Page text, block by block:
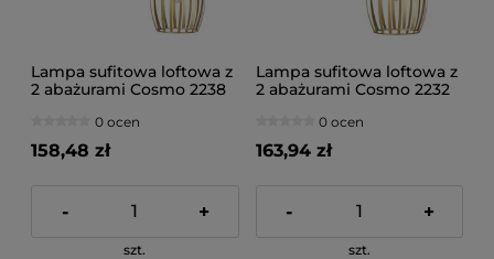
Lampa sufitowa loftowa z
2 abażurami Cosmo 2238
0 ocen
158,48 zł
- +
szt.
Lampa sufitowa loftowa z
2 abażurami Cosmo 2232
0 ocen
163,94 zł
- +
szt.